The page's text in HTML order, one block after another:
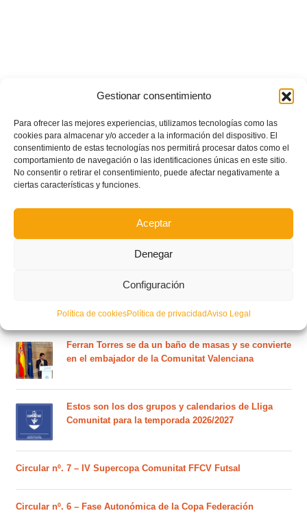
Gestionar consentimiento
Para ofrecer las mejores experiencias, utilizamos tecnologías como las
cookies para almacenar y/o acceder a la información del dispositivo. El
consentimiento de estas tecnologías nos permitirá procesar datos como el
comportamiento de navegación o las identificaciones únicas en este sitio.
No consentir o retirar el consentimiento, puede afectar negativamente a
ciertas características y funciones.
Aceptar
Denegar
Configuración
Política de cookiesPolítica de privacidadAviso Legal
POSTS RECIENTES
Ferran Torres se da un baño de masas y se convierte
en el embajador de la Comunitat Valenciana
Estos son los dos grupos y calendarios de Lliga
Comunitat para la temporada 2026/2027
Circular nº. 7 – IV Supercopa Comunitat FFCV Futsal
Circular nº. 6 – Fase Autonómica de la Copa Federación